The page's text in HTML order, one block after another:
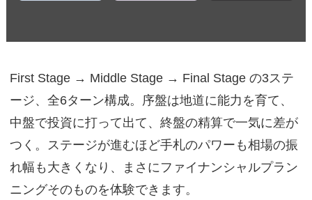
First Stage → Middle Stage → Final Stage の3ステ
ージ、全6ターン構成。序盤は地道に能力を育て、
中盤で投資に打って出て、終盤の精算で一気に差が
つく。ステージが進むほど手札のパワーも相場の振
れ幅も大きくなり、まさにファイナンシャルプラン
ニングそのものを体験できます。